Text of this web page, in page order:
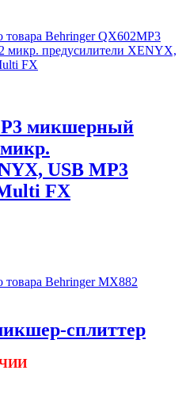
микшерный
USB МР3
FX
сплиттер